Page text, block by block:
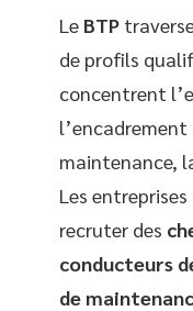
Le BTP
de profils
concentrent
maintenance,
Les
recruter des
conducteurs
de